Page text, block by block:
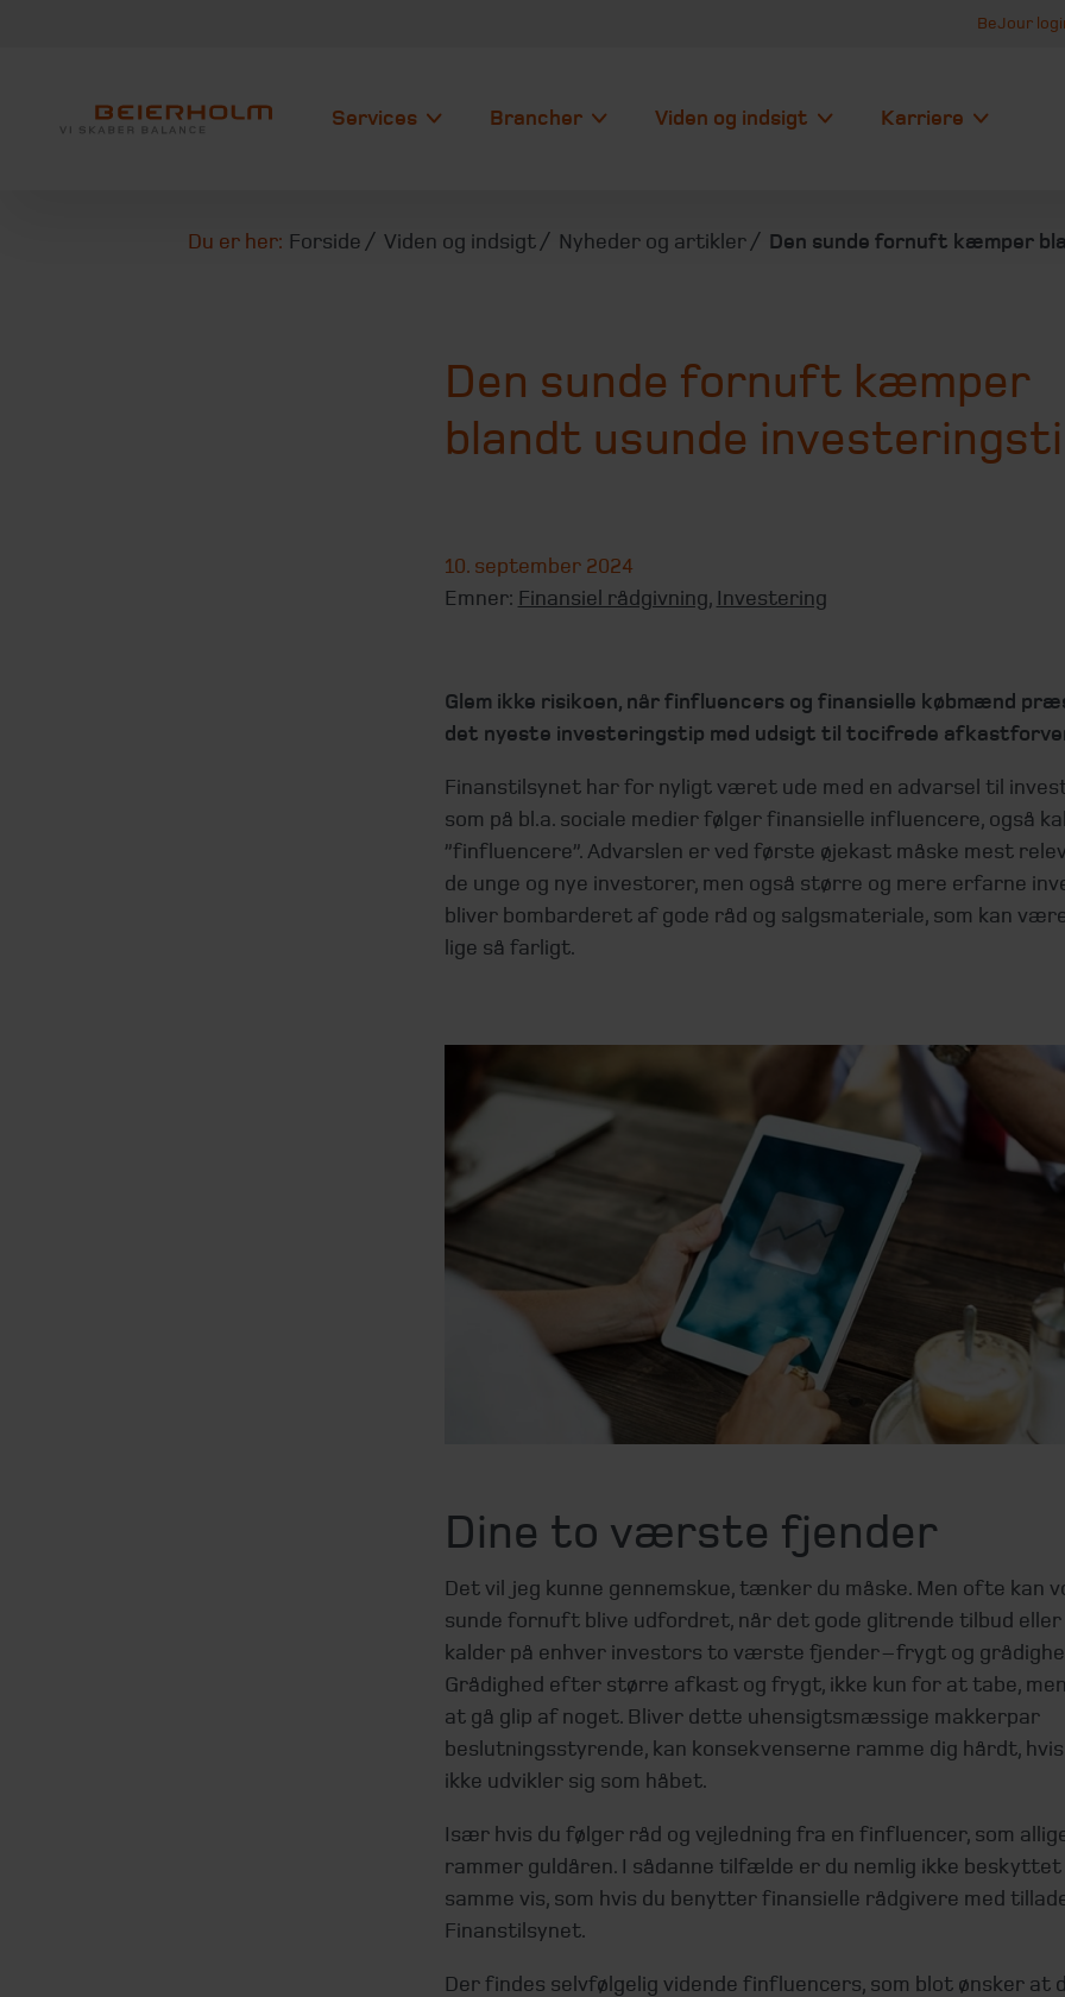
BeJour
Services Brancher Viden og indsigt Karriere
Du er her: Forside Viden og indsigt Nyheder og artikler Den sunde fornuft kæmper
Den sunde fornuft kæmper
blandt usunde
10. september 2024
Emner: Finansiel rådgivning, Investering
Glem ikke risikoen, når finfluencers og finansielle købmænd
det nyeste investeringstip med udsigt til tocifrede
Finanstilsynet har for nyligt været ude med en advarsel til
som på bl.a. sociale medier følger finansielle influencere, også
”finfluencere”. Advarslen er ved første øjekast måske mest
de unge og nye investorer, men også større og mere erfarne
bliver bombarderet af gode råd og salgsmateriale, som kan
lige så farligt.
Dine to værste fjender
Det vil jeg kunne gennemskue, tænker du måske. Men ofte kan
sunde fornuft blive udfordret, når det gode glitrende tilbud
kalder på enhver investors to værste fjender – frygt og
Grådighed efter større afkast og frygt, ikke kun for at tabe,
at gå glip af noget. Bliver dette uhensigtsmæssige makkerpar
beslutningsstyrende, kan konsekvenserne ramme dig hårdt,
ikke udvikler sig som håbet.
Især hvis du følger råd og vejledning fra en finfluencer, som
rammer guldåren. I sådanne tilfælde er du nemlig ikke beskyttet
samme vis, som hvis du benytter finansielle rådgivere med
Finanstilsynet.
Der findes selvfølgelig vidende finfluencers, som blot ønsker at